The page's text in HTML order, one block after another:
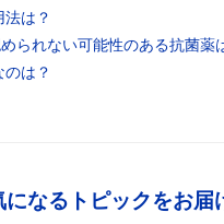
は？
られない可能性のある抗菌薬
は？
になるトピックをお届